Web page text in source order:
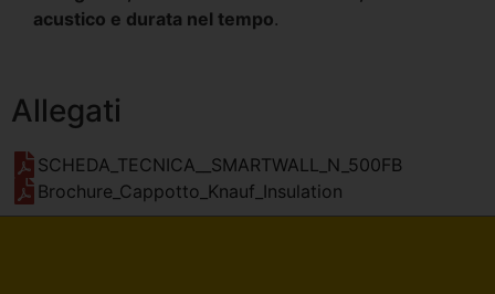
acustico e durata nel tempo.
Allegati
SCHEDA_TECNICA__SMARTWALL_N_500FB
Brochure_Cappotto_Knauf_Insulation